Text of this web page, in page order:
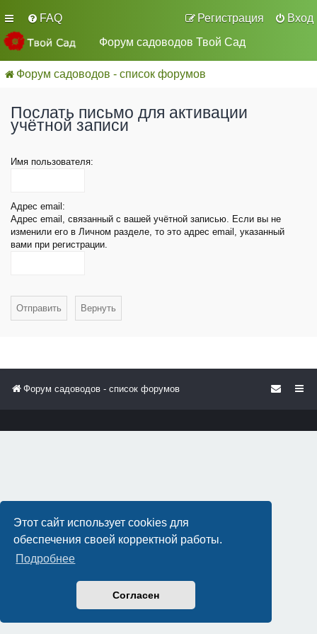
Этот сайт использует cookies для
обеспечения своей корректной работы.
Подробнее
Согласен
FAQ Вход
Регистрация
Форум садоводов Твой Сад
Форум садоводов - список форумов
Послать письмо для активации
учётной записи
Имя пользователя:
Адрес email:
Адрес email, связанный с вашей учётной записью. Если вы не
изменили его в Личном разделе, то это адрес email, указанный
вами при регистрации.
Форум садоводов - список форумов